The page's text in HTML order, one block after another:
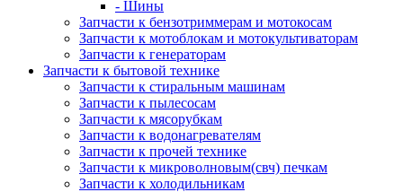
- Шины
Запчасти к бензотриммерам и мотокосам
Запчасти к мотоблокам и мотокультиваторам
Запчасти к генераторам
Запчасти к бытовой технике
Запчасти к стиральным машинам
Запчасти к пылесосам
Запчасти к мясорубкам
Запчасти к водонагревателям
Запчасти к прочей технике
Запчасти к микроволновым(свч) печкам
Запчасти к холодильникам